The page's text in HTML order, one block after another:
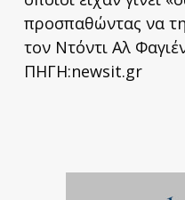
προσπαθώντας να
τον Ντόντι Αλ
ΠΗΓΗ:newsit.gr